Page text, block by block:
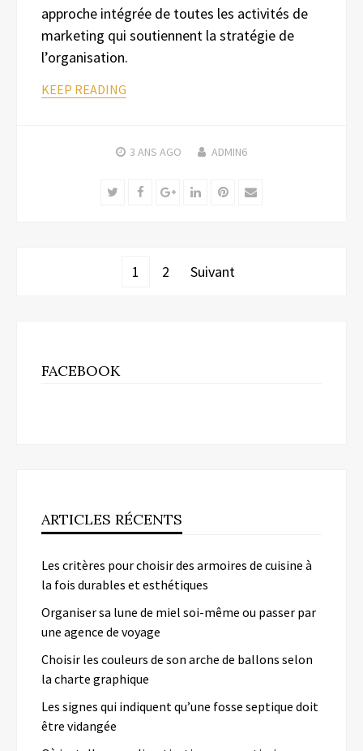
approche intégrée de toutes les activités de
marketing qui soutiennent la stratégie de
l’organisation.
KEEP READING
3 ANS AGO ADMIN6
TwitterFacebookGoogle+LinkedInPinterest
Email
Pagination
1 2 Suivant
FACEBOOK
ARTICLES RÉCENTS
Les critères pour choisir des armoires de cuisine à
la fois durables et esthétiques
Organiser sa lune de miel soi-même ou passer par
une agence de voyage
Choisir les couleurs de son arche de ballons selon
la charte graphique
Les signes qui indiquent qu’une fosse septique doit
être vidangée